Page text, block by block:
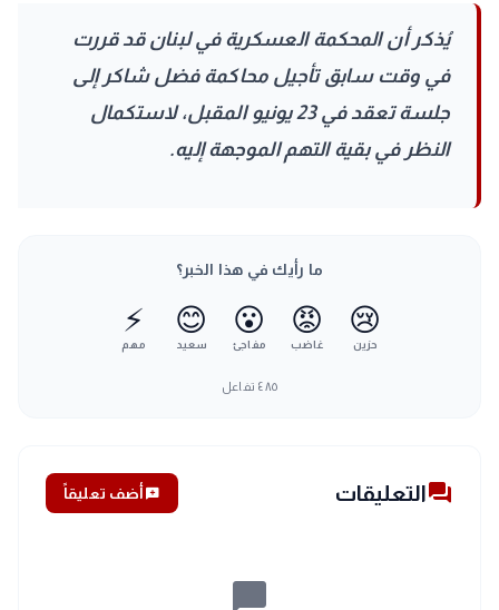
يُذكر أن المحكمة العسكرية في لبنان قد قررت
في وقت سابق تأجيل محاكمة فضل شاكر إلى
جلسة تعقد في 23 يونيو المقبل، لاستكمال
النظر في بقية التهم الموجهة إليه.
ما رأيك في هذا الخبر؟
😢
حزين
😡
غاضب
😮
مفاجئ
😊
سعيد
⚡
مهم
٤٨٥ تفاعل
forumالتعليقات add_commentأضف تعليقاً
chat_bubble_outline